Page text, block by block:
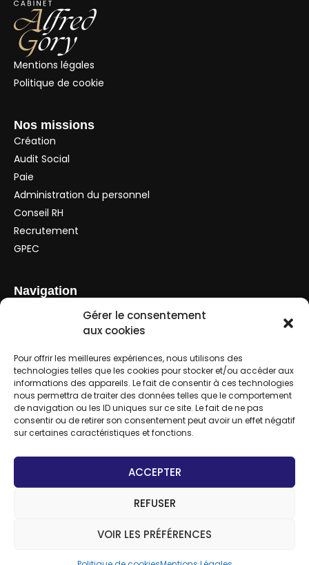
Gérer le consentement
aux cookies
Pour offrir les meilleures expériences, nous utilisons des
technologies telles que les cookies pour stocker et/ou accéder aux
informations des appareils. Le fait de consentir à ces technologies
nous permettra de traiter des données telles que le comportement
de navigation ou les ID uniques sur ce site. Le fait de ne pas
consentir ou de retirer son consentement peut avoir un effet négatif
sur certaines caractéristiques et fonctions.
ACCEPTER
REFUSER
VOIR LES PRÉFÉRENCES
Mentions légales
Politique de cookie
Nos missions
Création
Audit Social
Paie
Administration du personnel
Conseil RH
Recrutement
GPEC
Navigation
Simulateurs
Nous contacter
Contact
01 86 04 48 57
contact@alfred-gory.fr
10 RUE CONDORCET 95150 TAVERNY
Création de sites internet pour experts-comptables